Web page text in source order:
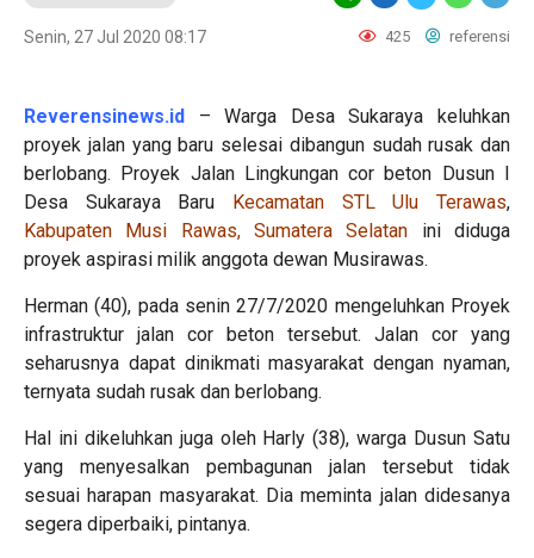
Senin, 27 Jul 2020 08:17 425 referensi
Reverensinews.id – Warga Desa Sukaraya keluhkan
proyek jalan yang baru selesai dibangun sudah rusak dan
berlobang. Proyek Jalan Lingkungan cor beton Dusun I
Desa Sukaraya Baru Kecamatan STL Ulu Terawas,
Kabupaten Musi Rawas, Sumatera Selatan ini diduga
proyek aspirasi milik anggota dewan Musirawas.
Herman (40), pada senin 27/7/2020 mengeluhkan Proyek
infrastruktur jalan cor beton tersebut. Jalan cor yang
seharusnya dapat dinikmati masyarakat dengan nyaman,
ternyata sudah rusak dan berlobang.
Hal ini dikeluhkan juga oleh Harly (38), warga Dusun Satu
yang menyesalkan pembagunan jalan tersebut tidak
sesuai harapan masyarakat. Dia meminta jalan didesanya
segera diperbaiki, pintanya.